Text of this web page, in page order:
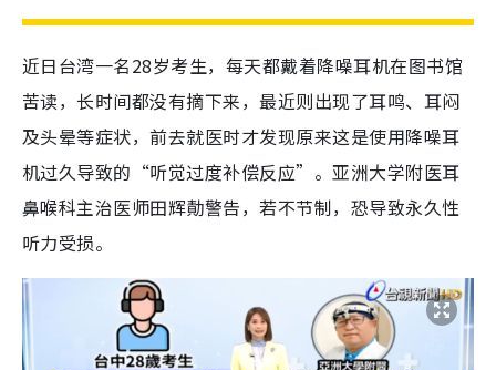
近日台湾一名28岁考生，每天都戴着降噪耳机在图书馆
苦读，长时间都没有摘下来，最近则出现了耳鸣、耳闷
及头晕等症状，前去就医时才发现原来这是使用降噪耳
机过久导致的 “听觉过度补偿反应”。亚洲大学附医耳
鼻喉科主治医师田辉勣警告，若不节制，恐导致永久性
听力受损。